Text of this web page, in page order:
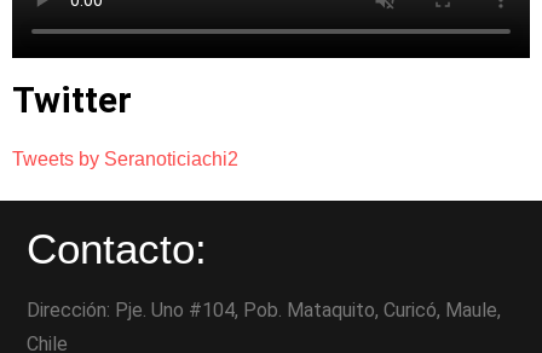
Twitter
Tweets by Seranoticiachi2
Contacto:
Dirección: Pje. Uno #104, Pob. Mataquito, Curicó, Maule,
Chile